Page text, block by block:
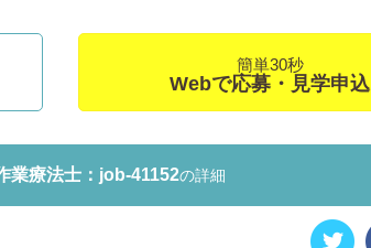
簡単30秒
Webで応募・見学申込
業療法士：job-41152の詳細